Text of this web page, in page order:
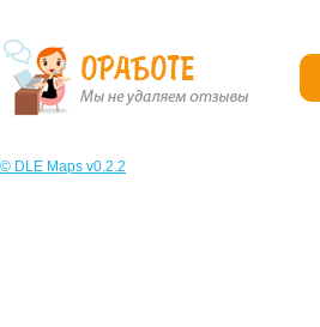
© DLE Maps v0.2.2